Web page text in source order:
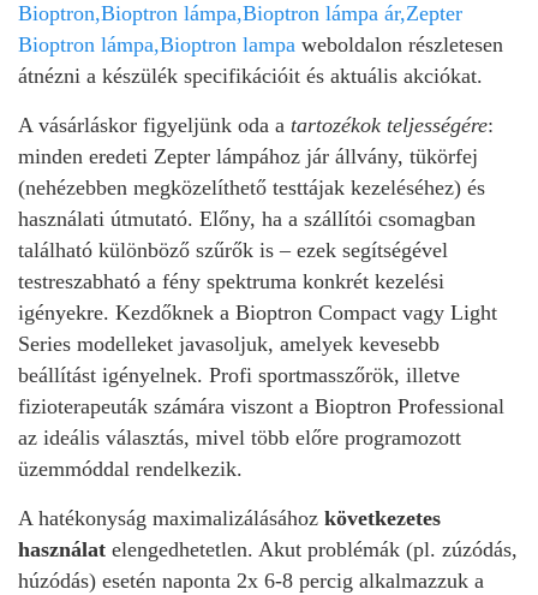
Bioptron,Bioptron lámpa,Bioptron lámpa ár,Zepter
Bioptron lámpa,Bioptron lampa weboldalon részletesen
átnézni a készülék specifikációit és aktuális akciókat.
A vásárláskor figyeljünk oda a tartozékok teljességére:
minden eredeti Zepter lámpához jár állvány, tükörfej
(nehézebben megközelíthető testtájak kezeléséhez) és
használati útmutató. Előny, ha a szállítói csomagban
található különböző szűrők is – ezek segítségével
testreszabható a fény spektruma konkrét kezelési
igényekre. Kezdőknek a Bioptron Compact vagy Light
Series modelleket javasoljuk, amelyek kevesebb
beállítást igényelnek. Profi sportmasszőrök, illetve
fizioterapeuták számára viszont a Bioptron Professional
az ideális választás, mivel több előre programozott
üzemmóddal rendelkezik.
A hatékonyság maximalizálásához következetes
használat elengedhetetlen. Akut problémák (pl. zúzódás,
húzódás) esetén naponta 2x 6-8 percig alkalmazzuk a